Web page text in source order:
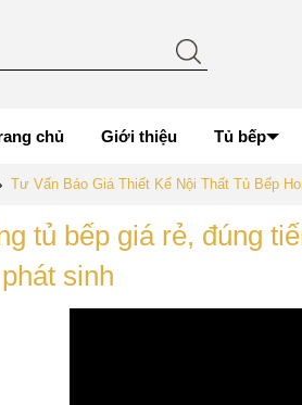
chủ Giới thiệu Tủ bếp
Tư Vấn Báo Giá Thiết Kế Nội Thất Tủ Bếp
tủ bếp giá rẻ, đúng
sinh